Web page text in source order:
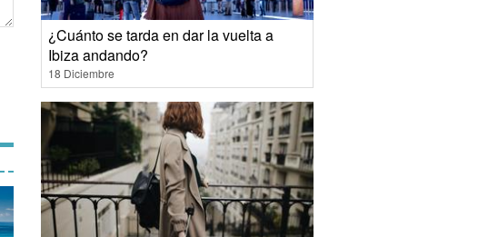
¿Cuánto se tarda en dar la vuelta a
Ibiza andando?
18 Diciembre